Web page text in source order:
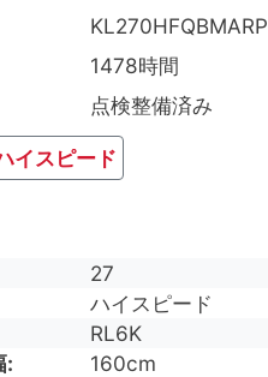
KL270HFQBMARP
1478時間
点検整備済み
イスピード
27
ハイスピード
RL6K
160cm